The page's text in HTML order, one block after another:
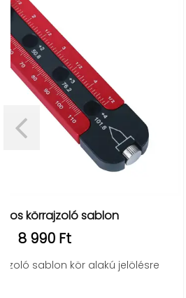
Mini
Egyszerű páthely